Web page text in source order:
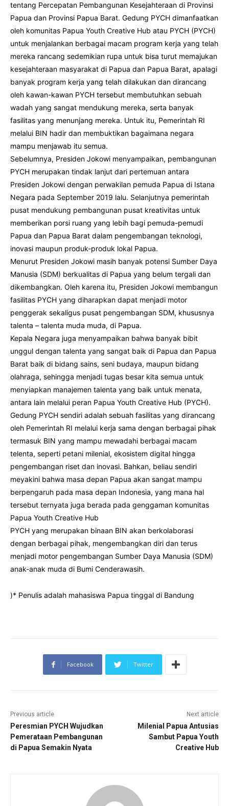
tentang Percepatan Pembangunan Kesejahteraan di Provinsi
Papua dan Provinsi Papua Barat. Gedung PYCH dimanfaatkan
oleh komunitas Papua Youth Creative Hub atau PYCH (PYCH)
untuk menjalankan berbagai macam program kerja yang telah
mereka rancang sedemikian rupa untuk bisa turut memajukan
kesejahteraan masyarakat di Papua dan Papua Barat, apalagi
banyak program kerja yang telah dilakukan dan dirancang
oleh kawan-kawan PYCH tersebut membutuhkan sebuah
wadah yang sangat mendukung mereka, serta banyak
fasilitas yang menunjang mereka. Untuk itu, Pemerintah RI
melalui BIN hadir dan membuktikan bagaimana negara
mampu menjawab itu semua.
Sebelumnya, Presiden Jokowi menyampaikan, pembangunan
PYCH merupakan tindak lanjut dari pertemuan antara
Presiden Jokowi dengan perwakilan pemuda Papua di Istana
Negara pada September 2019 lalu. Selanjutnya pemerintah
pusat mendukung pembangunan pusat kreativitas untuk
memberikan porsi ruang yang lebih bagi pemuda-pemudi
Papua dan Papua Barat dalam pengembangan teknologi,
inovasi maupun produk-produk lokal Papua.
Menurut Presiden Jokowi masih banyak potensi Sumber Daya
Manusia (SDM) berkualitas di Papua yang belum tergali dan
dikembangkan. Oleh karena itu, Presiden Jokowi membangun
fasilitas PYCH yang diharapkan dapat menjadi motor
penggerak sekaligus pusat pengembangan SDM, khususnya
talenta – talenta muda muda, di Papua.
Kepala Negara juga menyampaikan bahwa banyak bibit
unggul dengan talenta yang sangat baik di Papua dan Papua
Barat baik di bidang sains, seni budaya, maupun bidang
olahraga, sehingga menjadi tugas besar kita semua untuk
menyiapkan manajemen talenta yang baik untuk menata,
antara lain melalui peran Papua Youth Creative Hub (PYCH).
Gedung PYCH sendiri adalah sebuah fasilitas yang dirancang
oleh Pemerintah RI melalui kerja sama dengan berbagai pihak
termasuk BIN yang mampu mewadahi berbagai macam
telenta, seperti petani milenial, ekosistem digital hingga
pengembangan riset dan inovasi. Bahkan, beliau sendiri
meyakini bahwa masa depan Papua akan sangat mampu
berpengaruh pada masa depan Indonesia, yang mana hal
tersebut ternyata juga berada pada genggaman komunitas
Papua Youth Creative Hub
PYCH yang merupakan binaan BIN akan berkolaborasi
dengan berbagai pihak, mengembangkan diri dan terus
menjadi motor pengembangan Sumber Daya Manusia (SDM)
anak-anak muda di Bumi Cenderawasih.
)* Penulis adalah mahasiswa Papua tinggal di Bandung
Facebook Twitter
Previous article
Peresmian PYCH Wujudkan
Pemerataan Pembangunan
di Papua Semakin Nyata
Next article
Milenial Papua Antusias
Sambut Papua Youth
Creative Hub